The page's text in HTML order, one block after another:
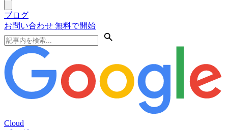
ブログ
お問い合わせ 無料で開始
Cloud